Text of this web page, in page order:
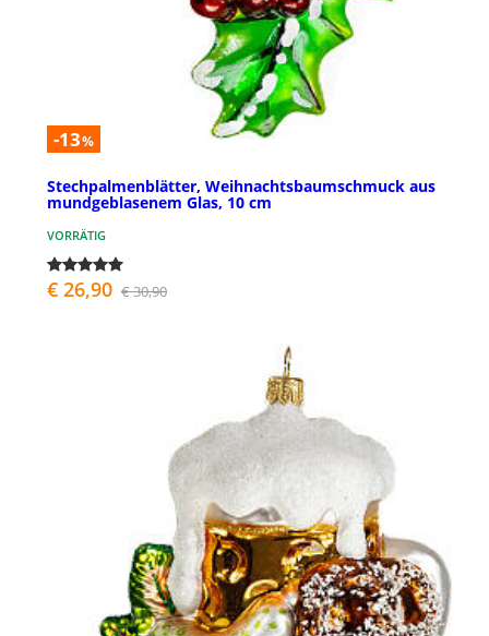
-13%
Stechpalmenblätter, Weihnachtsbaumschmuck aus
mundgeblasenem Glas, 10 cm
VORRÄTIG
€ 26,90 € 30,90